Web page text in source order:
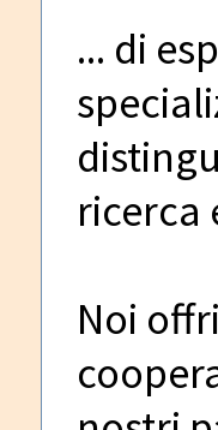
... di
ricerca
Noi